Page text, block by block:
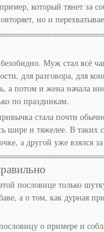
который тянет за
но и
Муж стал всё
для разговора, для
а потом и жена начала
по праздникам.
стала почти
шире и тяжелее. В таких
а другой уже взялся
пословице только
а о том, как дурная
о примере и